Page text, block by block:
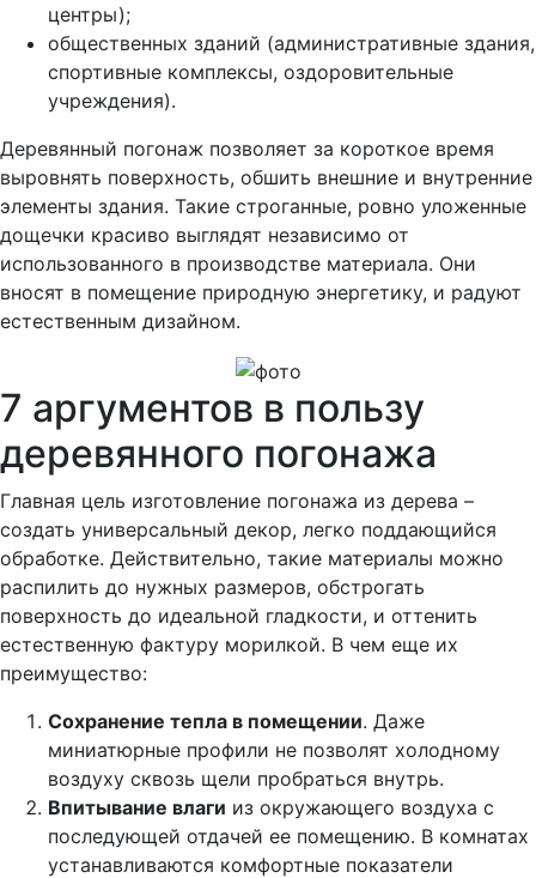
центры);
общественных зданий (административные здания,
спортивные комплексы, оздоровительные
учреждения).
Деревянный погонаж позволяет за короткое время
выровнять поверхность, обшить внешние и внутренние
элементы здания. Такие строганные, ровно уложенные
дощечки красиво выглядят независимо от
использованного в производстве материала. Они
вносят в помещение природную энергетику, и радуют
естественным дизайном.
7 аргументов в пользу
деревянного погонажа
Главная цель изготовление погонажа из дерева –
создать универсальный декор, легко поддающийся
обработке. Действительно, такие материалы можно
распилить до нужных размеров, обстрогать
поверхность до идеальной гладкости, и оттенить
естественную фактуру морилкой. В чем еще их
преимущество:
Сохранение тепла в помещении. Даже
миниатюрные профили не позволят холодному
воздуху сквозь щели пробраться внутрь.
Впитывание влаги из окружающего воздуха с
последующей отдачей ее помещению. В комнатах
устанавливаются комфортные показатели